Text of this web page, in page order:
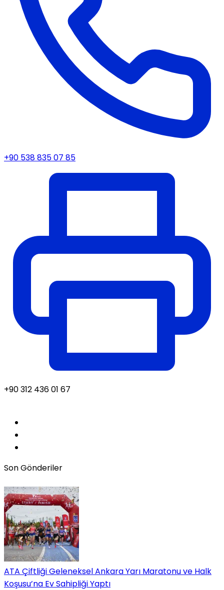
+90 538 835 07 85
+90 312 436 01 67
Son Gönderiler
ATA Çiftliği Geleneksel Ankara Yarı Maratonu ve Halk
Koşusu’na Ev Sahipliği Yaptı